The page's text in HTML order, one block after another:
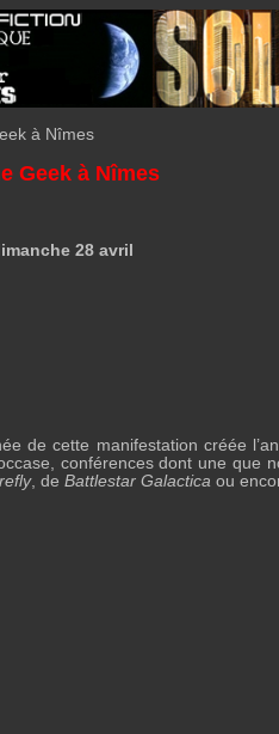
à Nîmes
Geek à Nîmes
28 avril
de cette manifestation créée
conférences dont une
, de Battlestar Galactica ou